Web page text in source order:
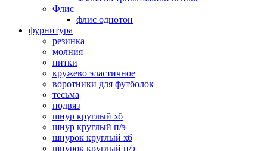
Флис
флис однотон
фурнитура
резинка
молния
нитки
кружево эластичное
воротники для футболок
тесьма
подвяз
шнур круглый хб
шнур круглый п/э
шнурок круглый хб
шнурок круглый п/э